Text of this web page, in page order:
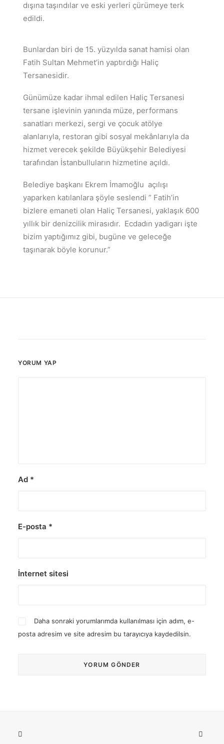
dışına taşındılar ve eski yerleri çürümeye terk
edildi.
Bunlardan biri de 15. yüzyılda sanat hamisi olan
Fatih Sultan Mehmet’in yaptırdığı Haliç
Tersanesidir.
Günümüze kadar ihmal edilen Haliç Tersanesi
tersane işlevinin yanında müze, performans
sanatları merkezi, sergi ve çocuk atölye
alanlarıyla, restoran gibi sosyal mekânlarıyla da
hizmet verecek şekilde Büyükşehir Belediyesi
tarafından İstanbulluların hizmetine açıldı.
Belediye başkanı Ekrem İmamoğlu açılışı
yaparken katılanlara şöyle seslendi ” Fatih’in
bizlere emaneti olan Haliç Tersanesi, yaklaşık 600
yıllık bir denizcilik mirasıdır. Ecdadın yadigarı işte
bizim yaptığımız gibi, bugüne ve geleceğe
taşınarak böyle korunur.”
YORUM YAP
Ad *
E-posta *
İnternet sitesi
Daha sonraki yorumlarımda kullanılması için adım, e-
posta adresim ve site adresim bu tarayıcıya kaydedilsin.